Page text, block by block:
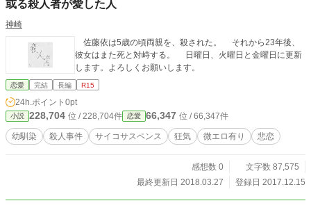
マンドラマ」！
或る殺人者が愛した人
神崎
佐藤依は5歳の頃両親を、殺された。 それから23年後、
彼女はまた死と対峙する。 日曜日、火曜日と金曜日に更新
します。よろしくお願いします。
恋愛 完結 長編 R15
24h.ポイント 0pt
小説 228,704 位 / 228,704件 恋愛 66,347 位 / 66,347件
幼馴染 殺人事件 サイコサスペンス 狂気 微エロ有り 悲恋
感想数 0
文字数 87,575
最終更新日 2018.03.27
登録日 2017.12.15